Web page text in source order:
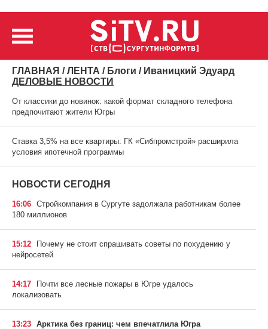
ГЛАВНАЯ /ЛЕНТА / Блоги / Иваницкий Эдуард
ДЕЛОВЫЕ НОВОСТИ
От классики до новинок: какой формат складного телефона
предпочитают жители Югры
Ставка 3,5% на все квартиры: ГК «Сибпромстрой» расширила
условия ипотечной программы
НОВОСТИ СЕГОДНЯ
16:06 Стройкомпания в Сургуте задолжала работникам более
180 миллионов
15:12
Почему не стоит спрашивать советы по похудению у
нейросетей
14:17
Почти все лесные пожары в Югре удалось
локализовать
13:23 Арктика без границ: чем впечатлила Югра